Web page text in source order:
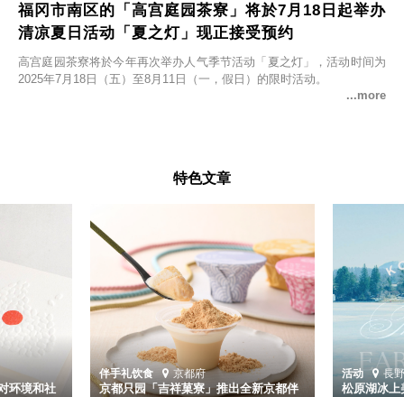
福冈市南区的「高宫庭园茶寮」将於7月18日起举办
清凉夏日活动「夏之灯」现正接受预约
高宫庭园茶寮将於今年再次举办人气季节活动「夏之灯」，活动时间为
2025年7月18日（五）至8月11日（一，假日）的限时活动。
特色文章
环境和社
伴手礼饮食 京都府
京都只园「吉祥菓寮」推出全新京都伴
活动 長
松原湖冰